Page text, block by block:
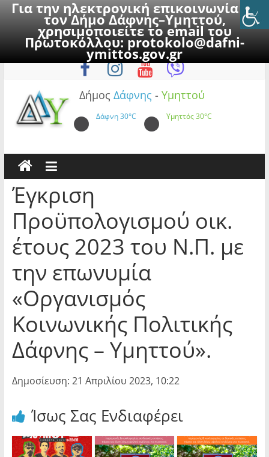
Για την ηλεκτρονική επικοινωνία με
τον Δήμο Δάφνης–Υμηττού,
χρησιμοποιείτε το email του
Πρωτοκόλλου:protokolo@dafni-
ymittos.gov.gr
to
Πέμπτη, 6 Αυγούστου 2026
Δήμος Δάφνης - Υμηττού
Δάφνη30°C Υμηττός30°C
Έγκριση
Προϋπολογισμού οικ.
έτους 2023 του Ν.Π. με
την επωνυμία
«Οργανισμός
Κοινωνικής Πολιτικής
Δάφνης – Υμηττού».
Δημοσίευση: 21 Απριλίου 2023, 10:22
Ίσως Σας Ενδιαφέρει